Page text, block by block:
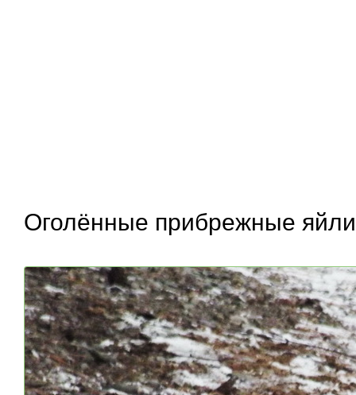
Оголённые прибрежные